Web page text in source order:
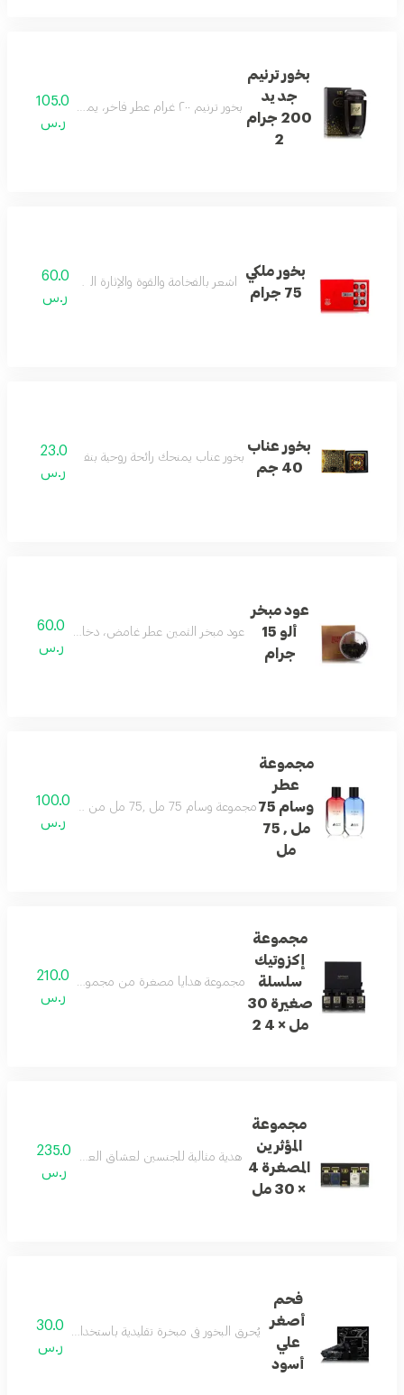
بخور ترنيم
جديد
200 جرام
2
بخور ترنيم ٢٠٠ غرام عطر فاخر، يمزج بين التقاليد العريقة والفخامة والتراث وسحر البخور الآسر
105.0
ر.س
بخور ملكي
75 جرام
اشعر بالفخامة والقوة والإثارة اليوم مع بخور الملكي
60.0
ر.س
بخور عناب
40 جم
بخور عناب يمنحك رائحة روحية بنفحات خافتة تأسر
23.0
ر.س
عود مبخر
ألو 15
جرام
عود مبخر الثمين عطر غامض، دخاني، من الخشب
60.0
ر.س
مجموعة
عطر
وسام 75
مل , 75
مل
مجموعة وسام 75 مل ,75 مل من أصغر علي، تجمع بين عطور الأزهار الفاكهية للنساء وعطور شرقية شهية للرجال طقم هدايا مثالي بتغليف جميل
100.0
ر.س
مجموعة
إكزوتيك
سلسلة
صغيرة 30
مل × 4 2
مجموعة هدايا مصغرة من مجموعة إكزوتيك، تضمّ أفضل
210.0
ر.س
مجموعة
المؤثرين
المصغرة 4
× 30 مل
هدية مثالية للجنسين لعشاق العطور! تحتوي المجموعة على 4 بخور مصغرة ساحرة، كل منها يفوح
235.0
ر.س
فحم
أصغر
علي
أسود
يُحرق البخور في مبخرة تقليدية باستخدام فحم الخشب
30.0
ر.س